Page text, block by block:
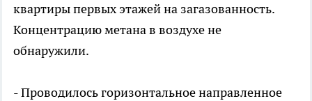
квартиры первых этажей на загазованность.
Концентрацию метана в воздухе не
обнаружили.
- Проводилось горизонтальное направленное